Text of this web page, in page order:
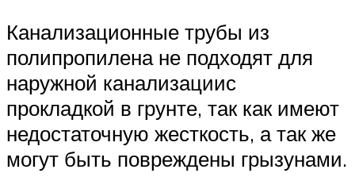
Канализационные трубы из
полипропилена не подходят для
наружной канализациис
прокладкой в грунте, так как имеют
недостаточную жесткость, а так же
могут быть повреждены грызунами.